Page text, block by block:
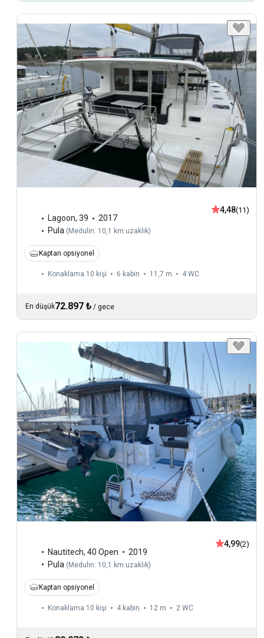
Lagoon, 39
2017
Pula ( Medulin: 10,1 km uzaklık)
4,48(11)
Kaptan opsiyonel
Konaklama 10 kişi 6 kabin 11,7 m 4 WC
En düşük72.897 ₺ / gece
Nautitech, 40 Open
2019
Pula (Medulin: 10,1 km uzaklık)
4,99(2)
Kaptan opsiyonel
Konaklama 10 kişi 4 kabin 12 m 2 WC